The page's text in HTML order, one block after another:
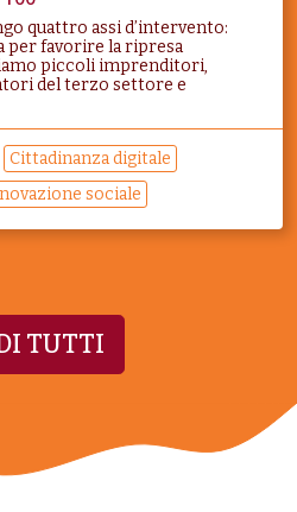
quattro assi d’intervento:
per favorire la ripresa
piccoli imprenditori,
del terzo settore e
Cittadinanza digitale
sociale
TUTTI